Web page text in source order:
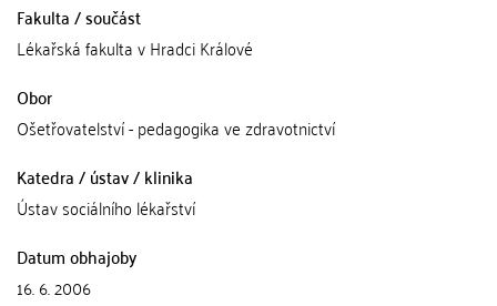
Fakulta / součást
Lékařská fakulta v Hradci Králové
Obor
Ošetřovatelství - pedagogika ve zdravotnictví
Katedra / ústav / klinika
Ústav sociálního lékařství
Datum obhajoby
16. 6. 2006